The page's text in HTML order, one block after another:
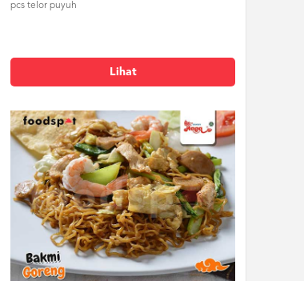
pcs telor puyuh
Lihat